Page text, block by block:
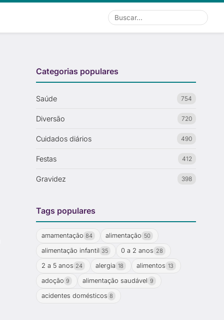
Buscar
Categorias populares
Saúde 754
Diversão 720
Cuidados diários 490
Festas 412
Gravidez 398
Tags populares
amamentação 84 alimentação 50
alimentação infantil 35 0 a 2 anos 28
2 a 5 anos 24 alergia 18 alimentos 13
adoção 9 alimentação saudável 9
acidentes domésticos 8